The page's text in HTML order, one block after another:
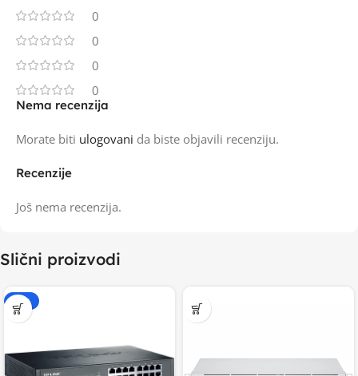
0
0
0
0
Recenzije
Još nema recenzija.
Nema recenzija
Morate biti ulogovani da biste objavili recenziju.
Slični proizvodi
-20%